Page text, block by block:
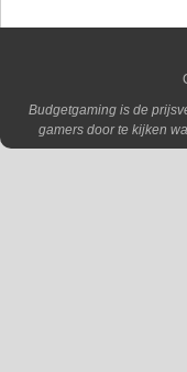
Budgetgaming is de
gamers door te kijken